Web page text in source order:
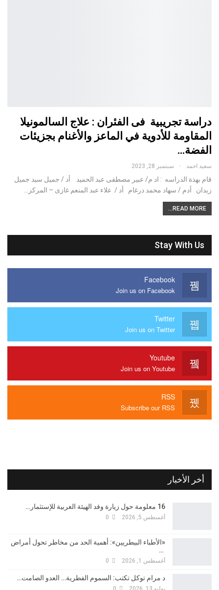
دراسة تجريبية فى الفئران : علاج السالمونيلا
المقاومة للأدوية في الماعز والأغنام بجزيئات
الفضة…
سعيد احمد سبتمبر 28, 2023
قام بهذة الدراسه : اد م/ عبير مصطفى عبد الحميد أد / جميل سيد جميل
زيدان أدم / سهاد محمد درغام أد / علاء عبد المنعم غازى – المركز…
READ MORE...
Stay With Us
Facebook
Join us on Facebook
Twitter
Join us on Twitter
Youtube
Join us on Youtube
RSS
Subscribe our RSS
أخر الأخبار
16 معلومة حول زيارة وفد الهيئة العربية للإستثمار…
أغسطس 5, 2026
«الأطباء البيطريين»: أهمية الحد من مخاطر تحول أمراض
…
أغسطس 1, 2026
د مرام توكل تكتب: السموم الفطرية… العدو الصامت…